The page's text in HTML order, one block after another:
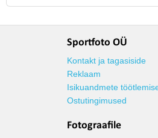
Sportfoto OÜ
Kontakt ja tagasiside
Reklaam
Isikuandmete
Ostutingimused
Fotograafile